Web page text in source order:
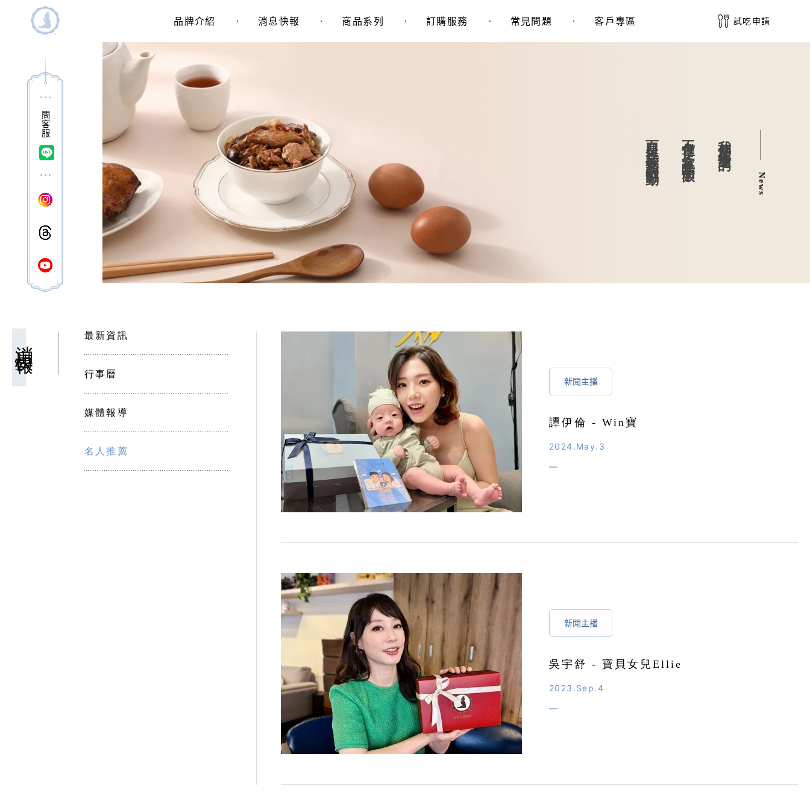
News
我們想傳遞的，
不僅是一盒美味油飯，
而是無法被烹調的感動。
主選單
品牌介紹 消息快報 商品系列 訂購服務 常見問題 客戶專區 試吃申請
問客服
最新資訊
行事曆
媒體報導
名人推薦
新聞主播
譚伊倫 - Win寶
2024.May.3
新聞主播
吳宇舒 - 寶貝女兒Ellie
2023.Sep.4